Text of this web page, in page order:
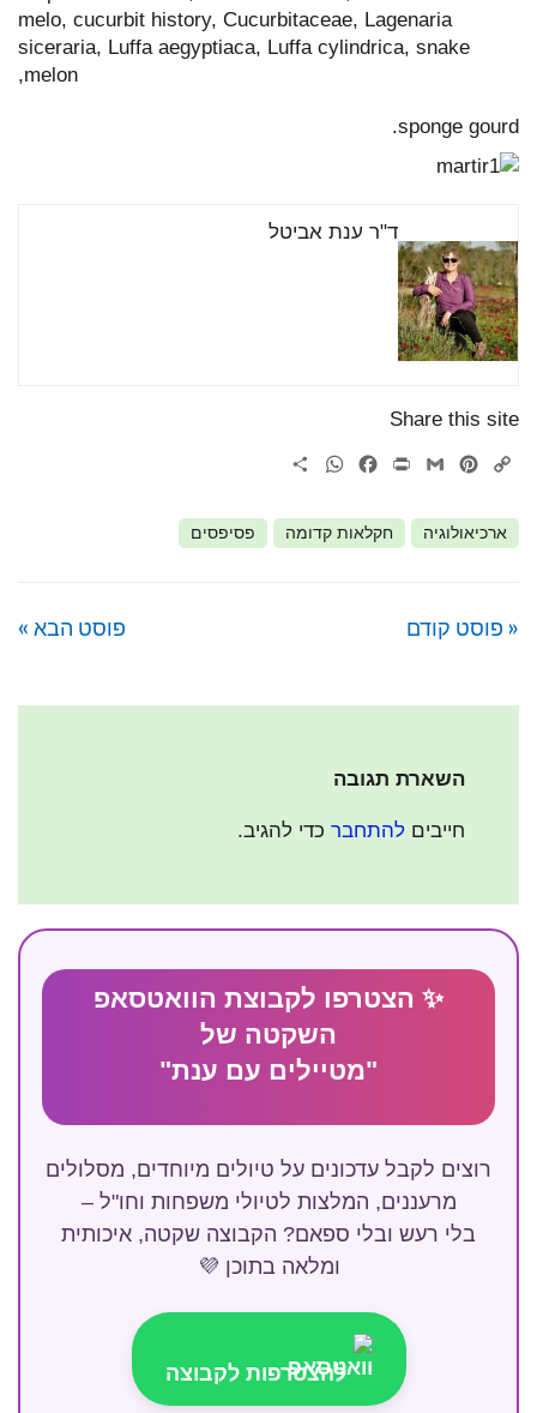
melo, cucurbit history, Cucurbitaceae, Lagenaria
siceraria, Luffa aegyptiaca, Luffa cylindrica, snake
melon,
sponge gourd.
ד"ר ענת אביטל
Share this site
Copy
Pinterest
Gmail
Print
Facebook
WhatsApp
ארכיאולוגיה חקלאות קדומה פסיפסים
« פוסט קודם פוסט הבא »
השארת תגובה
חייבים להתחבר כדי להגיב.
✨ הצטרפו לקבוצת הוואטסאפ
השקטה של
"מטיילים עם ענת"
רוצים לקבל עדכונים על טיולים מיוחדים, מסלולים
מרעננים, המלצות לטיולי משפחות וחו"ל –
בלי רעש ובלי ספאם? הקבוצה שקטה, איכותית
ומלאה בתוכן 💜
להצטרפות לקבוצה